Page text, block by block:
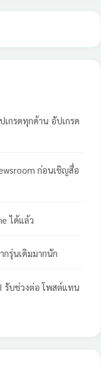
เกรดทุกด้าน อัปเกรด
ก่อนเชิญสื่อ
ได้แล้ว
กรุ่นเดิมมากนัก
บช่วงต่อ โพสต์แทน